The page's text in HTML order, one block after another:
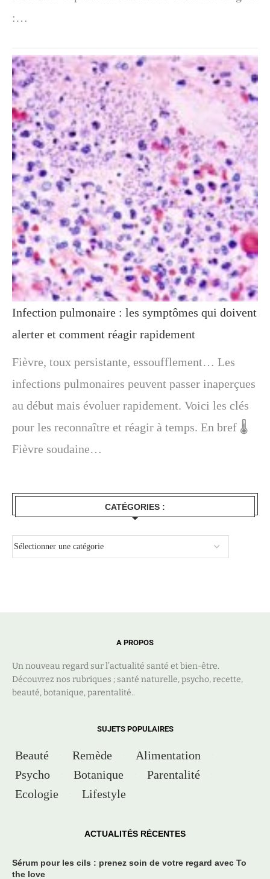
:…
Infection pulmonaire : les symptômes qui doivent
alerter et comment réagir rapidement
Fièvre, toux persistante, essoufflement… Les
infections pulmonaires peuvent passer inaperçues
au début mais évoluer rapidement. Voici les clés
pour les reconnaître et réagir à temps. En bref 🌡️
Fièvre soudaine…
CATÉGORIES :
A PROPOS
Un nouveau regard sur l’actualité santé et bien-être.
Découvrez nos rubriques ; santé naturelle, psycho, recette,
beauté, botanique, parentalité..
SUJETS POPULAIRES
Beauté Remède
Alimentation
Psycho
Botanique
Parentalité
Ecologie
Lifestyle
ACTUALITÉS RÉCENTES
Sérum pour les cils : prenez soin de votre regard avec To
the love